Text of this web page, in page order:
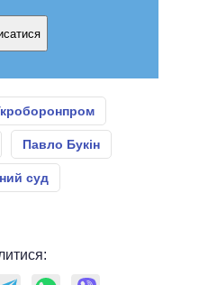
Павло Букін
суд